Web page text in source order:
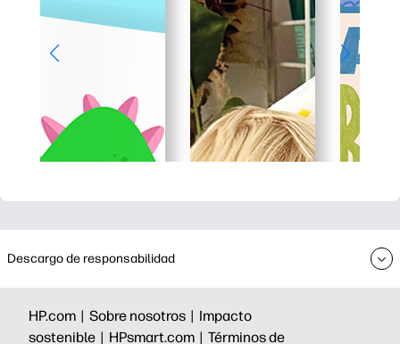
Descargo de responsabilidad
HP.com | Sobre nosotros | Impacto
sostenible | HPsmart.com | Términos de